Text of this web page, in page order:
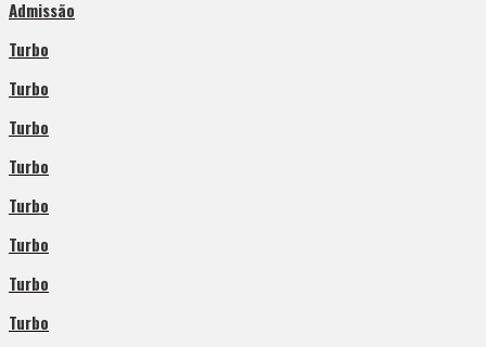
Admissão
Turbo
Turbo
Turbo
Turbo
Turbo
Turbo
Turbo
Turbo